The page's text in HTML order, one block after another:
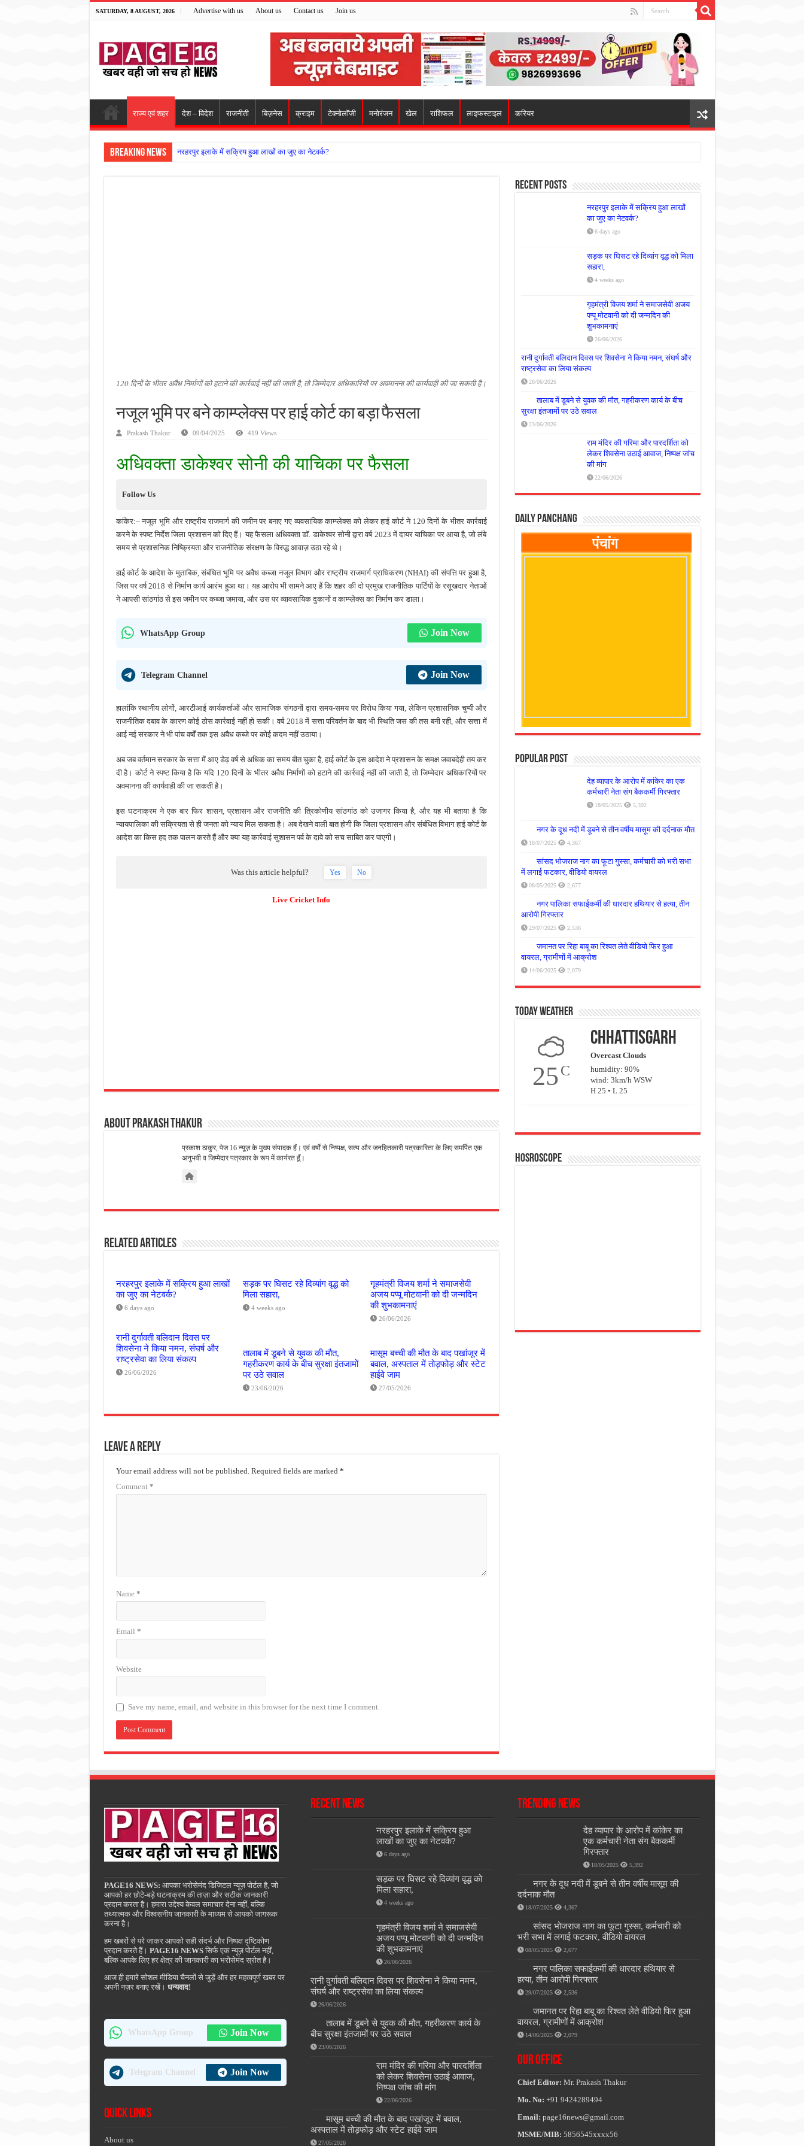
SATURDAY, 8 AUGUST, 2026 Advertise with us About us Contact us Join us
राज्य एवं शहर देश – विदेश राजनीती बिज़नेस क्राइम टेक्नोलॉजी मनोरंजन खेल राशिफल लाइफस्टाइल करियर
Breaking News नरहरपुर इलाके में सक्रिय हुआ लाखों का जुए का नेटवर्क?
120 दिनों के भीतर अवैध निर्माणों को हटाने की कार्रवाई नहीं की जाती है, तो जिम्मेदार अधिकारियों पर अवमानना की कार्यवाही की जा सकती है।
नजूल भूमि पर बने काम्प्लेक्स पर हाई कोर्ट का बड़ा फैसला
Prakash Thakur 09/04/2025 419 Views
अधिवक्ता डाकेश्वर सोनी की याचिका पर फैसला
Follow Us
कांकेर:– नजूल भूमि और राष्ट्रीय राजमार्ग की जमीन पर बनाए गए व्यवसायिक काम्प्लेक्स को लेकर हाई कोर्ट ने 120 दिनों के भीतर कार्रवाई
करने के स्पष्ट निर्देश जिला प्रशासन को दिए हैं। यह फैसला अधिवक्ता डॉ. डाकेश्वर सोनी द्वारा वर्ष 2023 में दायर याचिका पर आया है, जो लंबे
समय से प्रशासनिक निष्क्रियता और राजनीतिक संरक्षण के विरुद्ध आवाज़ उठा रहे थे।
हाई कोर्ट के आदेश के मुताबिक, संबंधित भूमि पर अवैध कब्जा नजूल विभाग और राष्ट्रीय राजमार्ग प्राधिकरण (NHAI) की संपत्ति पर हुआ है,
जिस पर वर्ष 2018 से निर्माण कार्य आरंभ हुआ था। यह आरोप भी सामने आए हैं कि शहर की दो प्रमुख राजनीतिक पार्टियों के रसूखदार नेताओं
ने आपसी सांठगांठ से इस जमीन पर कब्जा जमाया, और उस पर व्यावसायिक दुकानों व काम्प्लेक्स का निर्माण कर डाला।
WhatsApp Group Join Now
Telegram Channel Join Now
हालांकि स्थानीय लोगों, आरटीआई कार्यकर्ताओं और सामाजिक संगठनों द्वारा समय-समय पर विरोध किया गया, लेकिन प्रशासनिक चुप्पी और
राजनीतिक दबाव के कारण कोई ठोस कार्रवाई नहीं हो सकी। वर्ष 2018 में सत्ता परिवर्तन के बाद भी स्थिति जस की तस बनी रही, और सत्ता में
आई नई सरकार ने भी पांच वर्षों तक इस अवैध कब्जे पर कोई कदम नहीं उठाया।
अब जब वर्तमान सरकार के सत्ता में आए डेढ़ वर्ष से अधिक का समय बीत चुका है, हाई कोर्ट के इस आदेश ने प्रशासन के समक्ष जवाबदेही तय कर
दी है। कोर्ट ने स्पष्ट किया है कि यदि 120 दिनों के भीतर अवैध निर्माणों को हटाने की कार्रवाई नहीं की जाती है, तो जिम्मेदार अधिकारियों पर
अवमानना की कार्यवाही की जा सकती है।
इस घटनाक्रम ने एक बार फिर शासन, प्रशासन और राजनीति की त्रिकोणीय सांठगांठ को उजागर किया है, और यह भी बताया है कि
न्यायपालिका की सक्रियता से ही जनता को न्याय मिल सकता है। अब देखने वाली बात होगी कि जिला प्रशासन और संबंधित विभाग हाई कोर्ट के
आदेश का किस हद तक पालन करते हैं और क्या यह कार्रवाई सुशासन पर्व के दावे को सच साबित कर पाएगी।
Was this article helpful? Yes No
Live Cricket Info
About Prakash Thakur
प्रकाश ठाकुर, पेज 16 न्यूज़ के मुख्य संपादक हैं। एवं वर्षों से निष्पक्ष, सत्य और जनहितकारी पत्रकारिता के लिए समर्पित एक
अनुभवी व जिम्मेदार पत्रकार के रूप में कार्यरत हूँ।
Related Articles
नरहरपुर इलाके में सक्रिय हुआ लाखों
का जुए का नेटवर्क?
6 days ago
सड़क पर घिसट रहे दिव्यांग वृद्ध को
मिला सहारा,
4 weeks ago
गृहमंत्री विजय शर्मा ने समाजसेवी
अजय पप्पू मोटवानी को दी जन्मदिन
की शुभकामनाएं
26/06/2026
रानी दुर्गावती बलिदान दिवस पर
शिवसेना ने किया नमन, संघर्ष और
राष्ट्रसेवा का लिया संकल्प
26/06/2026
तालाब में डूबने से युवक की मौत,
गहरीकरण कार्य के बीच सुरक्षा इंतजामों
पर उठे सवाल
23/06/2026
मासूम बच्ची की मौत के बाद पखांजूर में
बवाल, अस्पताल में तोड़फोड़ और स्टेट
हाईवे जाम
27/05/2026
Leave a Reply
Your email address will not be published. Required fields are marked *
Comment *
Name *
Email *
Website
Save my name, email, and website in this browser for the next time I comment.
Recent Posts
नरहरपुर इलाके में सक्रिय हुआ लाखों
का जुए का नेटवर्क?
6 days ago
सड़क पर घिसट रहे दिव्यांग वृद्ध को मिला
सहारा,
4 weeks ago
गृहमंत्री विजय शर्मा ने समाजसेवी अजय
पप्पू मोटवानी को दी जन्मदिन की
शुभकामनाएं
26/06/2026
रानी दुर्गावती बलिदान दिवस पर शिवसेना ने किया नमन, संघर्ष और
राष्ट्रसेवा का लिया संकल्प
26/06/2026
तालाब में डूबने से युवक की मौत, गहरीकरण कार्य के बीच
सुरक्षा इंतजामों पर उठे सवाल
23/06/2026
राम मंदिर की गरिमा और पारदर्शिता को
लेकर शिवसेना उठाई आवाज, निष्पक्ष जांच
की मांग
22/06/2026
Daily Panchang
Popular Post
देह व्यापार के आरोप में कांकेर का एक
कर्मचारी नेता संग बैककर्मी गिरफ्तार
18/05/2025 5,392
नगर के दूध नदी में डूबने से तीन वर्षीय मासूम की दर्दनाक मौत
18/07/2025 4,367
सांसद भोजराज नाग का फूटा गुस्सा, कर्मचारी को भरी सभा
में लगाई फटकार, वीडियो वायरल
08/05/2025 2,677
नगर पालिका सफाईकर्मी की धारदार हथियार से हत्या, तीन
आरोपी गिरफ्तार
29/07/2025 2,536
जमानत पर रिहा बाबू का रिश्वत लेते वीडियो फिर हुआ
वायरल, ग्रामीणों में आक्रोश
14/06/2025 2,079
Today Weather
25C
Chhattisgarh
Overcast Clouds
humidity: 90%
wind: 3km/h WSW
H 25 • L 25
Hosroscope
PAGE16 NEWS: आपका भरोसेमंद डिजिटल न्यूज़ पोर्टल है, जो
आपको हर छोटे-बड़े घटनाक्रम की ताज़ा और सटीक जानकारी
प्रदान करता है। हमारा उद्देश्य केवल समाचार देना नहीं, बल्कि
तथ्यात्मक और विश्वसनीय जानकारी के माध्यम से आपको जागरूक
करना है।
हम खबरों से परे जाकर आपको सही संदर्भ और निष्पक्ष दृष्टिकोण
प्रदान करते हैं। PAGE16 NEWSसिर्फ एक न्यूज़ पोर्टल नहीं,
बल्कि आपके लिए हर क्षेत्र की जानकारी का भरोसेमंद स्रोत है।
आज ही हमारे सोशल मीडिया चैनलों से जुड़ें और हर महत्वपूर्ण खबर पर
अपनी नज़र बनाए रखें। धन्यवाद!
WhatsApp Group Join Now
Telegram Channel Join Now
Quick Links
About us
Recent News
नरहरपुर इलाके में सक्रिय हुआ
लाखों का जुए का नेटवर्क?
6 days ago
सड़क पर घिसट रहे दिव्यांग वृद्ध को
मिला सहारा,
4 weeks ago
गृहमंत्री विजय शर्मा ने समाजसेवी
अजय पप्पू मोटवानी को दी जन्मदिन
की शुभकामनाएं
26/06/2026
रानी दुर्गावती बलिदान दिवस पर शिवसेना ने किया नमन,
संघर्ष और राष्ट्रसेवा का लिया संकल्प
26/06/2026
तालाब में डूबने से युवक की मौत, गहरीकरण कार्य के
बीच सुरक्षा इंतजामों पर उठे सवाल
23/06/2026
राम मंदिर की गरिमा और पारदर्शिता
को लेकर शिवसेना उठाई आवाज,
निष्पक्ष जांच की मांग
22/06/2026
मासूम बच्ची की मौत के बाद पखांजूर में बवाल,
अस्पताल में तोड़फोड़ और स्टेट हाईवे जाम
27/05/2026
Trending News
देह व्यापार के आरोप में कांकेर का
एक कर्मचारी नेता संग बैककर्मी
गिरफ्तार
18/05/2025 5,392
नगर के दूध नदी में डूबने से तीन वर्षीय मासूम की
दर्दनाक मौत
18/07/2025 4,367
सांसद भोजराज नाग का फूटा गुस्सा, कर्मचारी को
भरी सभा में लगाई फटकार, वीडियो वायरल
08/05/2025 2,677
नगर पालिका सफाईकर्मी की धारदार हथियार से
हत्या, तीन आरोपी गिरफ्तार
29/07/2025 2,536
जमानत पर रिहा बाबू का रिश्वत लेते वीडियो फिर हुआ
वायरल, ग्रामीणों में आक्रोश
14/06/2025 2,079
OUR OFFICE
Chief Editor: Mr. Prakash Thakur
Mo. No: +91 9424289494
Email: page16news@gmail.com
MSME/MIB: 5856545xxxx56